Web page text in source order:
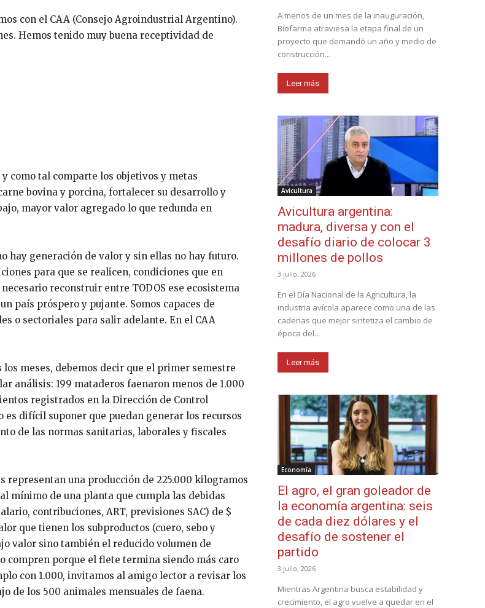
con el CAA (Consejo Agroindustrial Argentino).
Hemos tenido muy buena receptividad de
como tal comparte los objetivos y metas
bovina y porcina, fortalecer su desarrollo y
mayor valor agregado lo que redunda en
hay generación de valor y sin ellas no hay futuro.
para que se realicen, condiciones que en
reconstruir entre TODOS ese ecosistema
país próspero y pujante. Somos capaces de
o sectoriales para salir adelante. En el CAA
meses, debemos decir que el primer semestre
análisis: 199 mataderos faenaron menos de 1.000
registrados en la Dirección de Control
es difícil suponer que puedan generar los recursos
de las normas sanitarias, laborales y fiscales
representan una producción de 225.000 kilogramos
mínimo de una planta que cumpla las debidas
contribuciones, ART, previsiones SAC) de $
que tienen los subproductos (cuero, sebo y
valor sino también el reducido volumen de
compren porque el flete termina siendo más caro
con 1.000, invitamos al amigo lector a revisar los
de los 500 animales mensuales de faena.
A menos de un mes de la inauguración,
Biofarma atraviesa la etapa final de un
proyecto que demandó un año y medio de
construcción...
Leer más
Avicultura
Avicultura argentina:
madura, diversa y con el
desafío diario de colocar 3
millones de pollos
3 julio, 2026
En el Día Nacional de la Agricultura, la
industria avícola aparece como una de las
cadenas que mejor sintetiza el cambio de
época del...
Leer más
Economía
El agro, el gran goleador de
la economía argentina: seis
de cada diez dólares y el
desafío de sostener el
partido
3 julio, 2026
Mientras Argentina busca estabilidad y
crecimiento, el agro vuelve a quedar en el